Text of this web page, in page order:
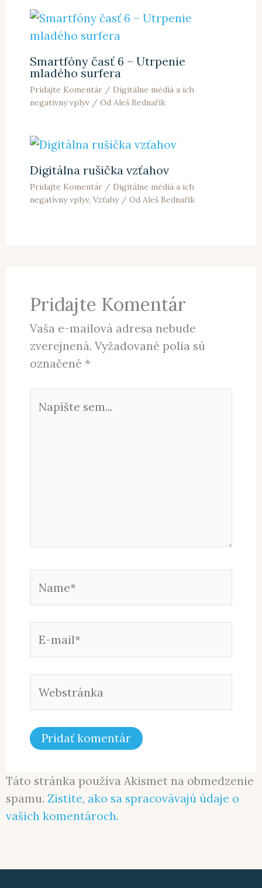
Smartfóny časť 6 – Utrpenie
mladého surfera
Pridajte Komentár / Digitálne médiá a ich
negatívny vplyv/ Od Aleš Bednařík
Digitálna rušička vzťahov
Pridajte Komentár / Digitálne médiá a ich
negatívny vplyv, Vzťahy/ Od Aleš Bednařík
Pridajte Komentár
Vaša e-mailová adresa nebude
zverejnená. Vyžadované polia sú
označené *
sem...
mail*
Táto stránka používa Akismet na obmedzenie
spamu.Zistite, ako sa spracovávajú údaje o
vašich komentároch.